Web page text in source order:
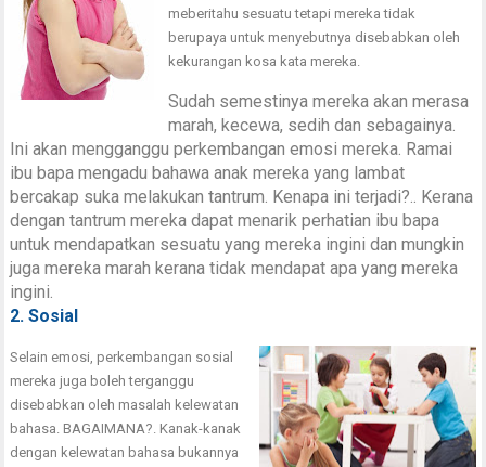
meberitahu sesuatu tetapi mereka tidak
berupaya untuk menyebutnya disebabkan oleh
kekurangan kosa kata mereka.
Sudah semestinya mereka akan merasa
marah, kecewa, sedih dan sebagainya.
Ini akan mengganggu perkembangan emosi mereka. Ramai
ibu bapa mengadu bahawa anak mereka yang lambat
bercakap suka melakukan tantrum. Kenapa ini terjadi?.. Kerana
dengan tantrum mereka dapat menarik perhatian ibu bapa
untuk mendapatkan sesuatu yang mereka ingini dan mungkin
juga mereka marah kerana tidak mendapat apa yang mereka
ingini.
2. Sosial
Selain emosi, perkembangan sosial
mereka juga boleh terganggu
disebabkan oleh masalah kelewatan
bahasa. BAGAIMANA?. Kanak-kanak
dengan kelewatan bahasa bukannya